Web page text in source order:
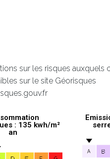
sur les risques auxquels
sur le site Géorisques
: 135 kwh/m²
an